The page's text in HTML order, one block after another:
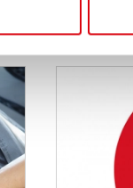
Weitere